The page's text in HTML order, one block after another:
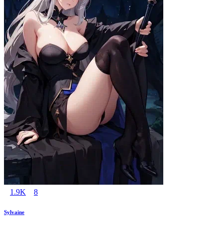
1.9K 8
Sylvaine